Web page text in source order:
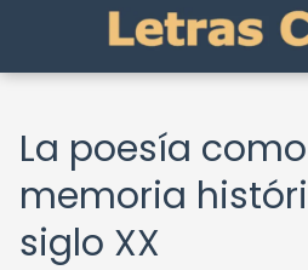
La poesía
memoria
siglo XX